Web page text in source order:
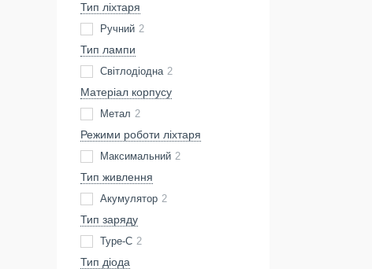
Тип ліхтаря
Ручний 2
Тип лампи
Світлодіодна 2
Матеріал корпусу
Метал 2
Режими роботи ліхтаря
Максимальний 2
Тип живлення
Акумулятор 2
Тип заряду
Type-C 2
Тип діода